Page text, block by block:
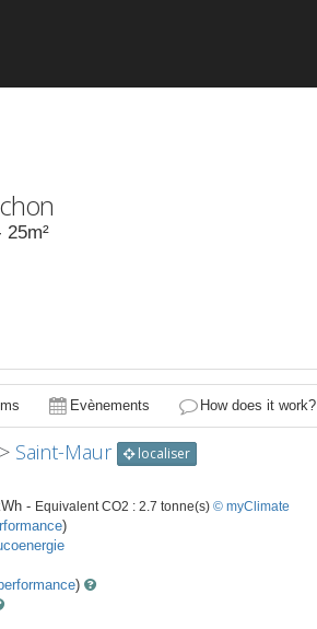
25m²
Evènements How does it work?
> Saint-Maur localiser
- Equivalent CO2 : 2.7 tonne(s) © myClimate
)
)